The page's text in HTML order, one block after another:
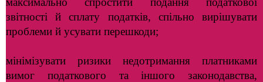
звітності й сплату податків, спільно вирішувати
проблеми й усувати перешкоди;
мінімізувати ризики недотримання платниками
вимог податкового та іншого законодавства,